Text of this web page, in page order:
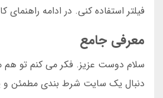
فیلتر استفاده کنی. در ادامه راهنمای
معرفی جامع
سلام دوست عزیز. فکر می کنم تو هم
دنبال یک سایت شرط بندی مطمئن و